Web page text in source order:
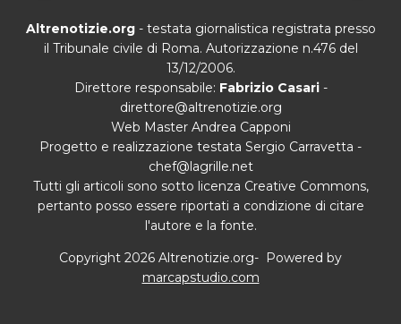
Altrenotizie.org- testata giornalistica registrata presso
il Tribunale civile di Roma. Autorizzazione n.476 del
13/12/2006.
Direttore responsabile: Fabrizio Casari-
direttore@altrenotizie.org
Web Master Andrea Capponi
Progetto e realizzazione testata Sergio Carravetta -
chef@lagrille.net
Tutti gli articoli sono sotto licenza Creative Commons,
pertanto posso essere riportati a condizione di citare
l'autore e la fonte.
Copyright 2026 Altrenotizie.org- Powered by
marcapstudio.com